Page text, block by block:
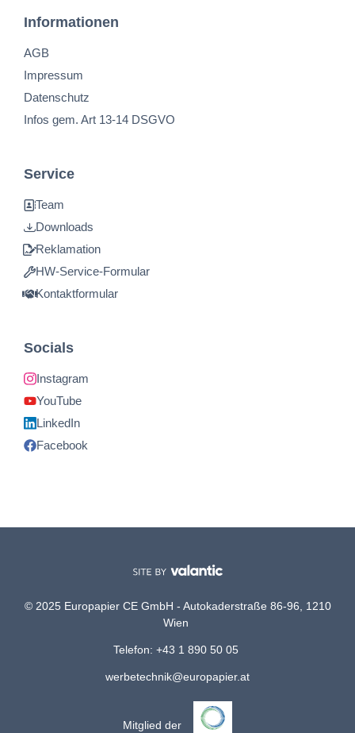
Informationen
AGB
Impressum
Datenschutz
Infos gem. Art 13-14 DSGVO
Service
Team
Downloads
Reklamation
HW-Service-Formular
Kontaktformular
Socials
Instagram
YouTube
LinkedIn
Facebook
© 2025 Europapier CE GmbH - Autokaderstraße 86-96, 1210
Wien
Telefon: +43 1 890 50 05
werbetechnik@europapier.at
Mitglied der